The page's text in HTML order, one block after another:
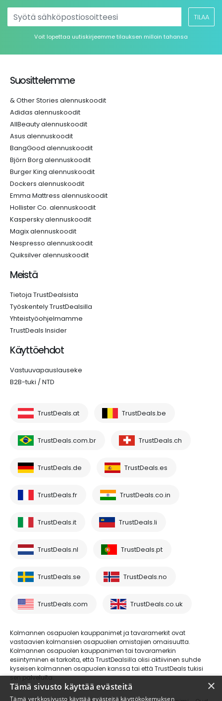
TILAA
Voit lopettaa uutiskirjeemme tilauksen milloin tahansa
Suosittelemme
& Other Stories alennuskoodit
Adidas alennuskoodit
AllBeauty alennuskoodit
Asus alennuskoodit
BangGood alennuskoodit
Björn Borg alennuskoodit
Burger King alennuskoodit
Dockers alennuskoodit
Emma Mattress alennuskoodit
Hollister Co. alennuskoodit
Kaspersky alennuskoodit
Magix alennuskoodit
Nespresso alennuskoodit
Quiksilver alennuskoodit
Meistä
Tietoja TrustDealsista
Työskentely TrustDealsilla
Yhteistyöohjelmamme
TrustDeals Insider
Käyttöehdot
Vastuuvapauslauseke
B2B-tuki / NTD
TrustDeals.at TrustDeals.be
TrustDeals.com.br TrustDeals.ch
TrustDeals.de TrustDeals.es
TrustDeals.fr TrustDeals.co.in
TrustDeals.it TrustDeals.li
TrustDeals.nl TrustDeals.pt
TrustDeals.se TrustDeals.no
TrustDeals.com TrustDeals.co.uk
Kolmannen osapuolen kauppanimet ja tavaramerkit ovat
vastaavien kolmansien osapuolien omistajien omaisuutta.
Kolmannen osapuolen kauppanimen tai tavaramerkin
esiintyminen ei tarkoita, että TrustDealsilla olisi aktiivinen suhde
kyseisen kolmannen osapuolen kanssa tai että TrustDeals tukisi
sen palveluita.
×
Tämä sivusto käyttää evästeitä
Tämä verkkosivusto käyttää evästeitä käyttökokemuksen